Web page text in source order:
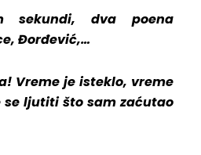
sekundi, dva poena
Đorđević,…
Vreme je isteklo, vreme
se ljutiti što sam zaćutao